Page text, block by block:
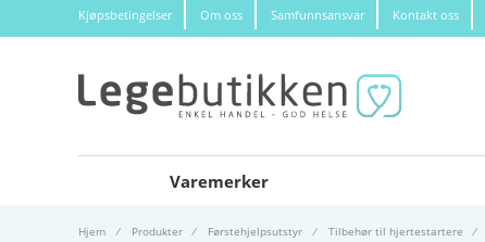
Kjøpsbetingelser Om oss Samfunnsansvar Kontakt oss
Varemerker
Hjem Produkter Førstehjelpsutstyr Tilbehør til hjertestartere